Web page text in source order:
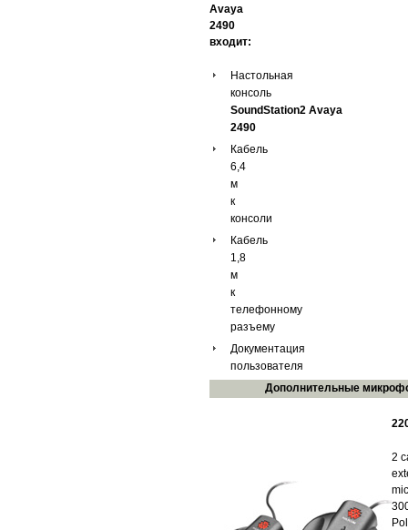
Avaya
2490
входит:
Настольная
консоль
SoundStation2 Avaya
2490
Кабель
6,4
м
к
консоли
Кабель
1,8
м
к
телефонному
разъему
Документация
пользователя
Дополнительные
2